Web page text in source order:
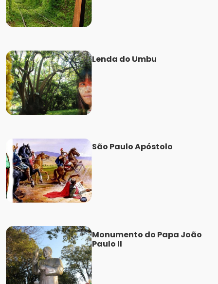
Lenda do Umbu
São Paulo Apóstolo
Monumento do Papa João
Paulo II